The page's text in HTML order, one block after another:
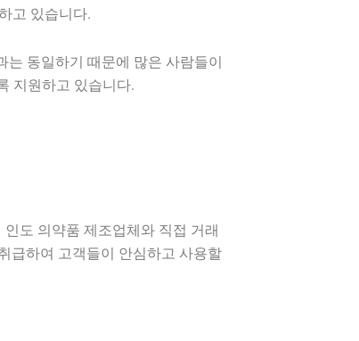
고 있습니다.
는 동일하기 때문에 많은 사람들이
지원하고 있습니다.
도 의약품 제조업체와 직접 거래
급하여 고객들이 안심하고 사용할